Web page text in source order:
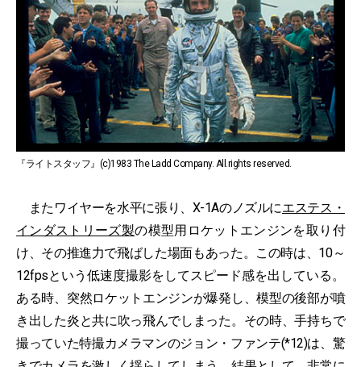
『ライトスタッフ』(c)1983 The Ladd Company. All.rights reserved.
またワイヤーを水平に張り、X-1Aのノズルにエステス・
インダストリーズ製の模型用ロケットエンジンを取り付
け、その推進力で飛ばした場面もあった。この時は、10～
12fpsという低速度撮影をしてスピード感を出している。
ある時、突然ロケットエンジンが爆発し、模型の後部が噴
き出した炎と共に吹っ飛んでしまった。その時、手持ちで
撮っていた特撮カメラマンのジョン・ファンテ(*12)は、驚